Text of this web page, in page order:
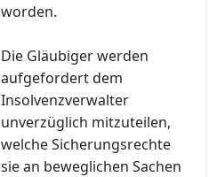
worden.
Die Gläubiger werden
aufgefordert dem
Insolvenzverwalter
unverzüglich mitzuteilen,
welche Sicherungsrechte
sie an beweglichen Sachen